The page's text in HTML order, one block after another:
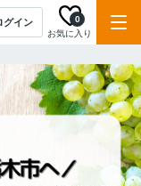
グイン
お気に入り
0